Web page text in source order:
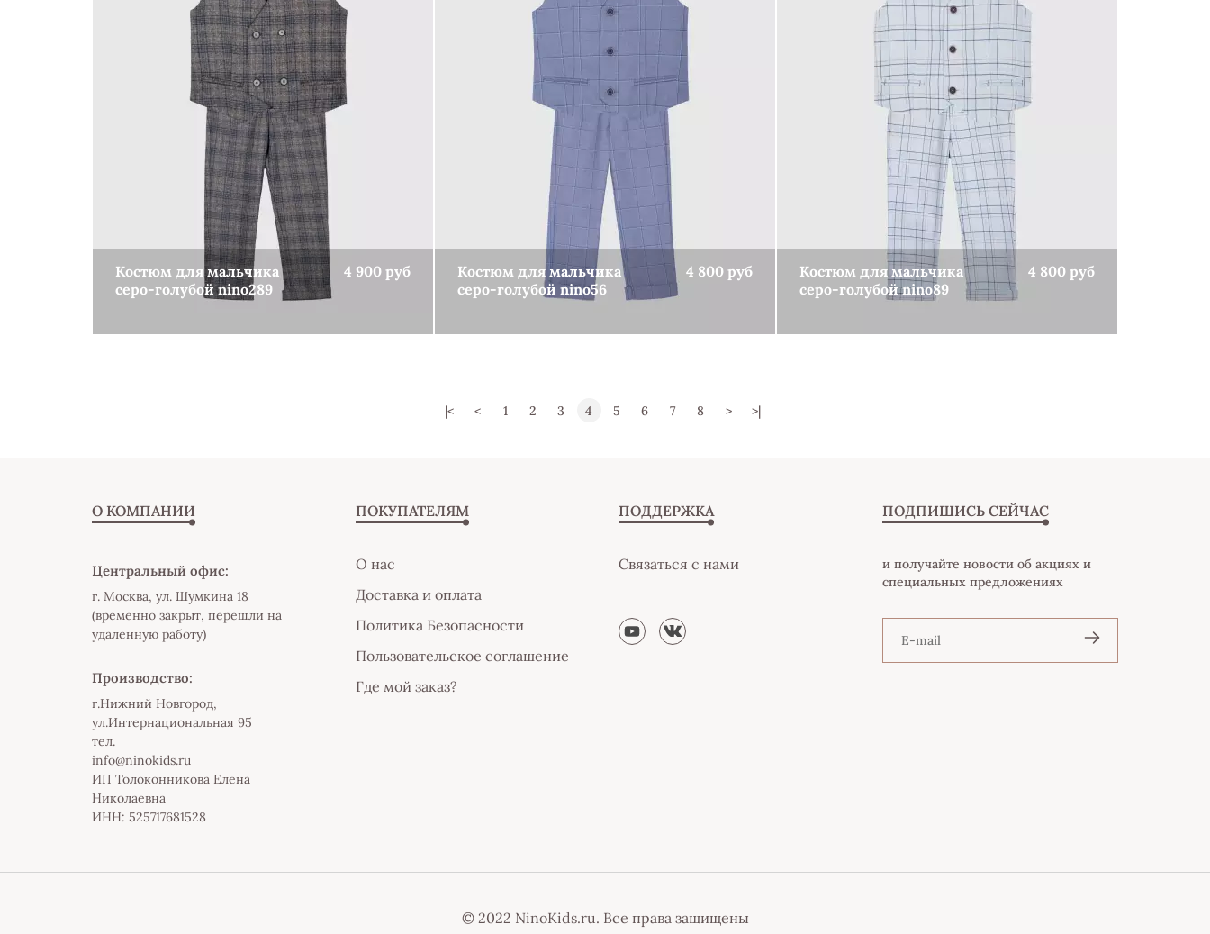
Костюм для мальчика
серо-голубой nino289
4 900 руб
Костюм для мальчика
серо-голубой nino56
4 800 руб
Костюм для мальчика
серо-голубой nino89
4 800 руб
|< < 1 2 3 4 5 6 7 8 > >|
О КОМПАНИИ
Центральный офис:
г. Москва, ул. Шумкина 18
(временно закрыт, перешли на
удаленную работу)
Производство:
г.Нижний Новгород,
ул.Интернациональная 95
тел.
info@ninokids.ru
ИП Толоконникова Елена
Николаевна
ИНН: 525717681528
ПОКУПАТЕЛЯМ
О нас
Доставка и оплата
Политика Безопасности
Пользовательское соглашение
Где мой заказ?
ПОДДЕРЖКА
Связаться с нами
ПОДПИШИСЬ СЕЙЧАС
и получайте новости об акциях и
специальных предложениях
© 2022 NinoKids.ru. Все права защищены